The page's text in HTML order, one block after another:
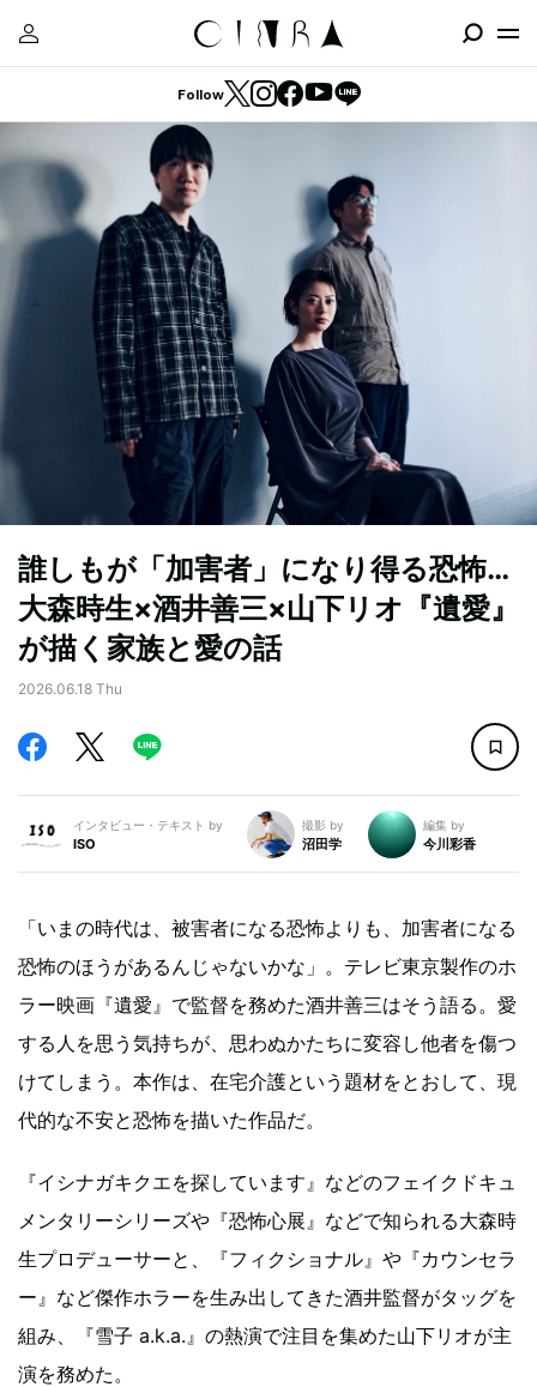
Follow
誰しもが「加害者」になり得る恐怖…
大森時生×酒井善三×山下リオ『遺愛』
が描く家族と愛の話
2026.06.18 Thu
インタビュー・テキスト by
ISO
撮影 by
沼田学
編集 by
今川彩香
「いまの時代は、被害者になる恐怖よりも、加害者になる
恐怖のほうがあるんじゃないかな」。テレビ東京製作のホ
ラー映画『遺愛』で監督を務めた酒井善三はそう語る。愛
する人を思う気持ちが、思わぬかたちに変容し他者を傷つ
けてしまう。本作は、在宅介護という題材をとおして、現
代的な不安と恐怖を描いた作品だ。
『イシナガキクエを探しています』などのフェイクドキュ
メンタリーシリーズや『恐怖心展』などで知られる大森時
生プロデューサーと、『フィクショナル』や『カウンセラ
ー』など傑作ホラーを生み出してきた酒井監督がタッグを
組み、『雪子 a.k.a.』の熱演で注目を集めた山下リオが主
演を務めた。